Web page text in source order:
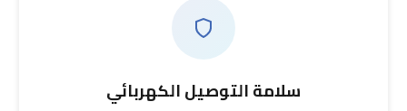
سلامة التوصيل الكهربائي